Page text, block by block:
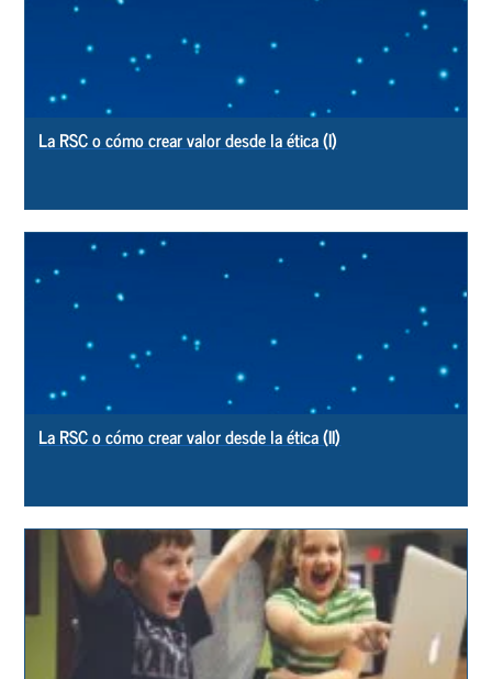
La RSC o cómo crear valor desde la ética (I)
La RSC o cómo crear valor desde la ética (II)